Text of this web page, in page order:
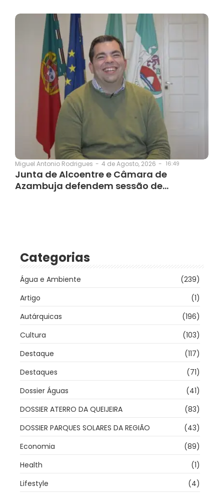
Miguel Antonio Rodrigues - 4 de Agosto, 2026 - 16:49
Junta de Alcoentre e Câmara de
Azambuja defendem sessão de…
Categorias
Água e Ambiente
(239)
Artigo
(1)
Autárquicas
(196)
Cultura
(103)
Destaque
(117)
Destaques
(71)
Dossier Águas
(41)
DOSSIER ATERRO DA QUEIJEIRA
(83)
DOSSIER PARQUES SOLARES DA REGIÃO
(43)
Economia
(89)
Health
(1)
Lifestyle
(4)